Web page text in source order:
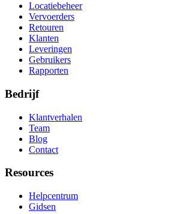
Locatiebeheer
Vervoerders
Retouren
Klanten
Leveringen
Gebruikers
Rapporten
Bedrijf
Klantverhalen
Team
Blog
Contact
Resources
Helpcentrum
Gidsen